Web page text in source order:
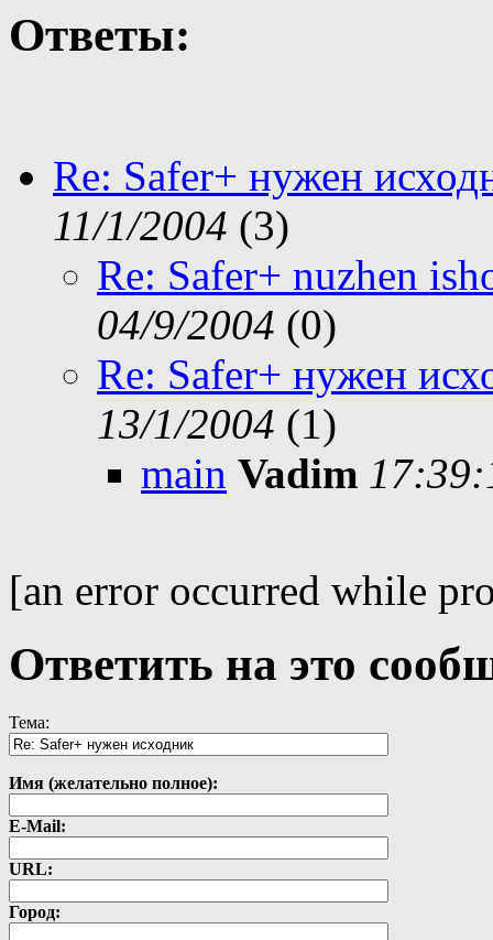
Ответы:
Re: Safer+ нужен
11/1/2004 (3)
Re: Safer+ nuzhen
04/9/2004 (0)
Re: Safer+ нужен
13/1/2004 (1)
main Vadim
[an error occurred while
Ответить на это
Тема:
Имя (желательно полное):
E-Mail:
URL:
Город: